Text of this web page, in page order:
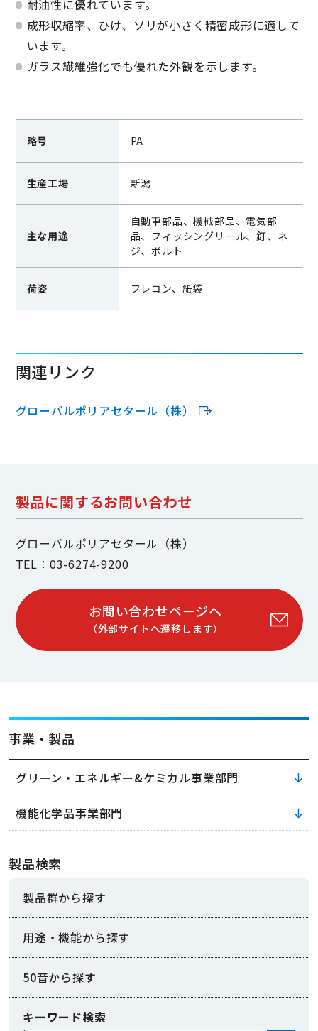
耐油性に優れています。
成形収縮率、ひけ、ソリが小さく精密成形に適して
います。
ガラス繊維強化でも優れた外観を示します。
略号 PA
生産工場 新潟
主な用途
自動車部品、機械部品、電気部
品、フィッシングリール、釘、ネ
ジ、ボルト
荷姿 フレコン、紙袋
関連リンク
グローバルポリアセタール（株）
製品に関するお問い合わせ
グローバルポリアセタール（株）
TEL：03-6274-9200
お問い合わせページへ
（外部サイトへ遷移します）
事業・製品
グリーン・エネルギー&ケミカル事業部門
機能化学品事業部門
製品検索
製品群から探す
用途・機能から探す
50音から探す
キーワード検索